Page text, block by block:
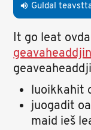
volume_up Guldal
It go leat
luoikkahit
juogadit
maid ieš